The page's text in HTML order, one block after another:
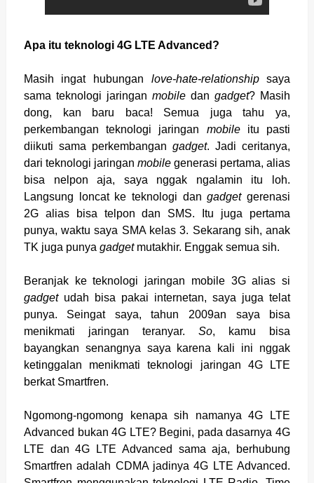
Apa itu teknologi 4G LTE Advanced?
Masih ingat hubungan love-hate-relationshipsaya
sama teknologi jaringan mobile dangadget? Masih
dong, kan baru baca! Semua juga tahu ya,
perkembangan teknologi jaringan mobileitu pasti
diikuti sama perkembangan gadget. Jadi ceritanya,
dari teknologi jaringan mobile generasi pertama, alias
bisa nelpon aja, saya nggak ngalamin itu loh.
Langsung loncat ke teknologi dangadgetgerenasi
2G alias bisa telpon dan SMS. Itu juga pertama
punya, waktu saya SMA kelas 3. Sekarang sih, anak
TK juga punya gadgetmutakhir. Enggak semua sih.
Beranjak ke teknologi jaringan mobile 3G alias si
gadget udah bisa pakai internetan, saya juga telat
punya. Seingat saya, tahun 2009an saya bisa
menikmati jaringan teranyar. So, kamu bisa
bayangkan senangnya saya karena kali ini nggak
ketinggalan menikmati teknologi jaringan 4G LTE
berkat Smartfren.
Ngomong-ngomong kenapa sih namanya 4G LTE
Advanced bukan 4G LTE? Begini, pada dasarnya 4G
LTE dan 4G LTE Advanced sama aja, berhubung
Smartfren adalah CDMA jadinya 4G LTE Advanced.